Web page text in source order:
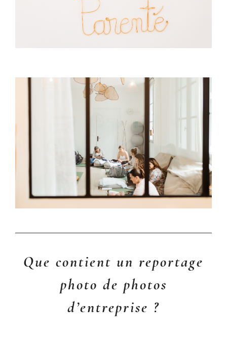
Que contient un reportage
photo de photos
d’entreprise ?